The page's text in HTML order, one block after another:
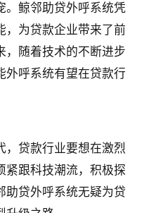
。鲸邻助贷外呼系统凭
，为贷款企业带来了前
，随着技术的不断进步
外呼系统有望在贷款行
，贷款行业要想在激烈
紧跟科技潮流，积极探
助贷外呼系统无疑为贷